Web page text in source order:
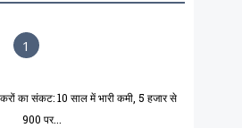
1
का संकट: 10 साल में भारी कमी, 5 हजार से
900 पर...